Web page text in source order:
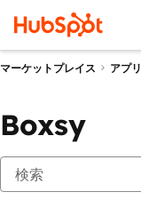
マーケットプレイス アプリ
Boxsy